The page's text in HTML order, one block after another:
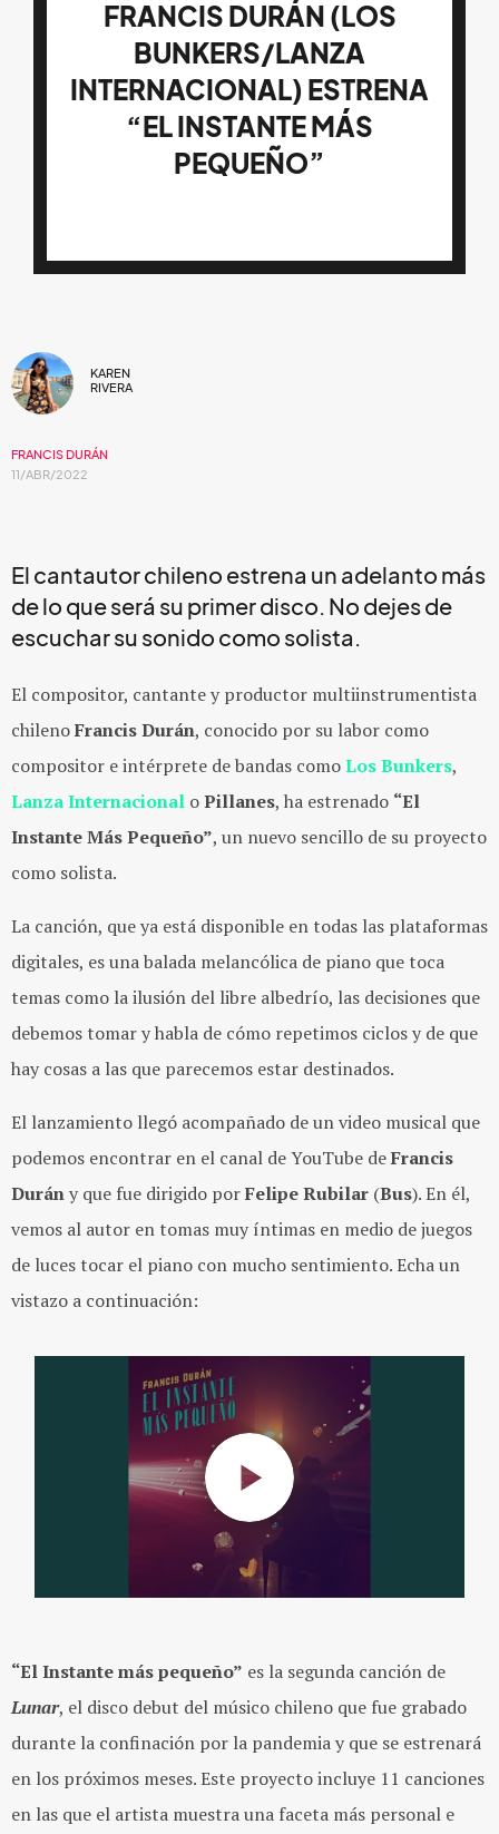
FRANCIS DURÁN (LOS
BUNKERS/LANZA
INTERNACIONAL) ESTRENA
“EL INSTANTE MÁS
PEQUEÑO”
KAREN
RIVERA
FRANCIS DURÁN
11/ABR/2022
El cantautor chileno estrena un adelanto más
de lo que será su primer disco. No dejes de
escuchar su sonido como solista.
El compositor, cantante y productor multiinstrumentista
chilenoFrancis Durán, conocido por su labor como
compositor e intérprete de bandas comoLos Bunkers,
Lanza Internacional oPillanes, ha estrenado “El
Instante Más Pequeño”, un nuevo sencillo de su proyecto
como solista.
La canción, que ya está disponible en todas las plataformas
digitales, es una balada melancólica de piano que toca
temas como la ilusión del libre albedrío, las decisiones que
debemos tomar y habla de cómo repetimos ciclos y de que
hay cosas a las que parecemos estar destinados.
El lanzamiento llegó acompañado de un video musical que
podemos encontrar en el canal de YouTube deFrancis
Durány que fue dirigido porFelipe Rubilar (Bus). En él,
vemos al autor en tomas muy íntimas en medio de juegos
de luces tocar el piano con mucho sentimiento. Echa un
vistazo a continuación:
“El Instante más pequeño” es la segunda canción de
Lunar, el disco debut del músico chileno que fue grabado
durante la confinación por la pandemia y que se estrenará
en los próximos meses. Este proyecto incluye 11 canciones
en las que el artista muestra una faceta más personal e